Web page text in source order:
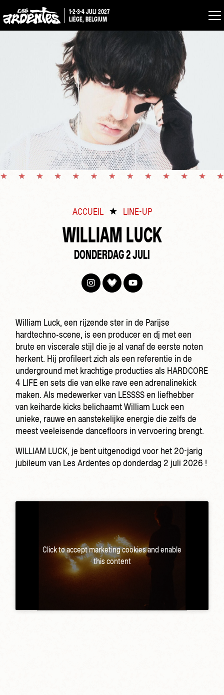
1-2-3-4 JULI 2027
LIÈGE, BELGIUM
ACCUEIL LINE-UP
WILLIAM LUCK
DONDERDAG 2 JULI
William Luck, een rijzende ster in de Parijse
hardtechno-scene, is een producer en dj met een
brute en viscerale stijl die je al vanaf de eerste noten
herkent. Hij profileert zich als een referentie in de
underground met krachtige producties als HARDCORE
4 LIFE en sets die van elke rave een adrenalinekick
maken. Als medewerker van LESSSS en liefhebber
van keiharde kicks belichaamt William Luck een
unieke, rauwe en aanstekelijke energie die zelfs de
meest veeleisende dancefloors in vervoering brengt.
WILLIAM LUCK, je bent uitgenodigd voor het 20-jarig
jubileum van Les Ardentes op donderdag 2 juli 2026 !
Click to accept marketing cookies and enable
this content